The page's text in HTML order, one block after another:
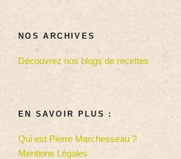
NOS ARCHIVES
Découvrez nos blogs de recettes
EN SAVOIR PLUS :
Qui est Pierre Marchesseau ?
Mentions Légales